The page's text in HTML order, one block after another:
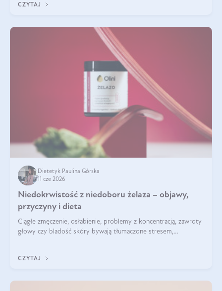
CZYTAJ
Dietetyk Paulina Górska
11 cze 2026
Niedokrwistość z niedoboru żelaza – objawy,
przyczyny i dieta
Ciągłe zmęczenie, osłabienie, problemy z koncentracją, zawroty
głowy czy bladość skóry bywają tłumaczone stresem,
CZYTAJ